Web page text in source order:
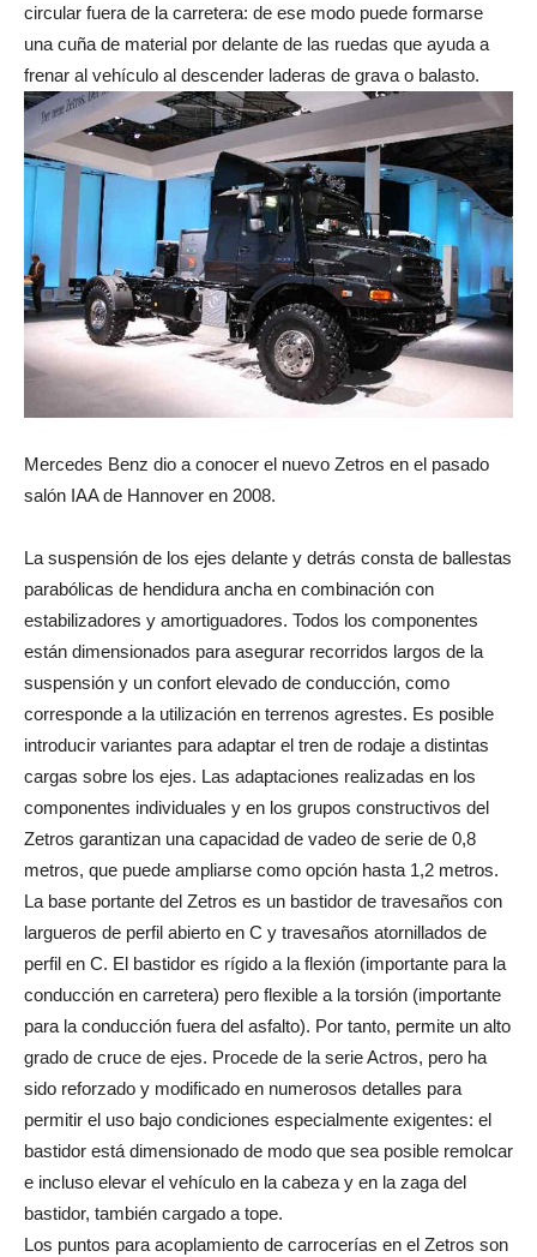
circular fuera de la carretera: de ese modo puede formarse
una cuña de material por delante de las ruedas que ayuda a
frenar al vehículo al descender laderas de grava o balasto.
Mercedes Benz dio a conocer el nuevo Zetros en el pasado
salón IAA de Hannover en 2008.
La suspensión de los ejes delante y detrás consta de ballestas
parabólicas de hendidura ancha en combinación con
estabilizadores y amortiguadores. Todos los componentes
están dimensionados para asegurar recorridos largos de la
suspensión y un confort elevado de conducción, como
corresponde a la utilización en terrenos agrestes. Es posible
introducir variantes para adaptar el tren de rodaje a distintas
cargas sobre los ejes. Las adaptaciones realizadas en los
componentes individuales y en los grupos constructivos del
Zetros garantizan una capacidad de vadeo de serie de 0,8
metros, que puede ampliarse como opción hasta 1,2 metros.
La base portante del Zetros es un bastidor de travesaños con
largueros de perfil abierto en C y travesaños atornillados de
perfil en C. El bastidor es rígido a la flexión (importante para la
conducción en carretera) pero flexible a la torsión (importante
para la conducción fuera del asfalto). Por tanto, permite un alto
grado de cruce de ejes. Procede de la serie Actros, pero ha
sido reforzado y modificado en numerosos detalles para
permitir el uso bajo condiciones especialmente exigentes: el
bastidor está dimensionado de modo que sea posible remolcar
e incluso elevar el vehículo en la cabeza y en la zaga del
bastidor, también cargado a tope.
Los puntos para acoplamiento de carrocerías en el Zetros son